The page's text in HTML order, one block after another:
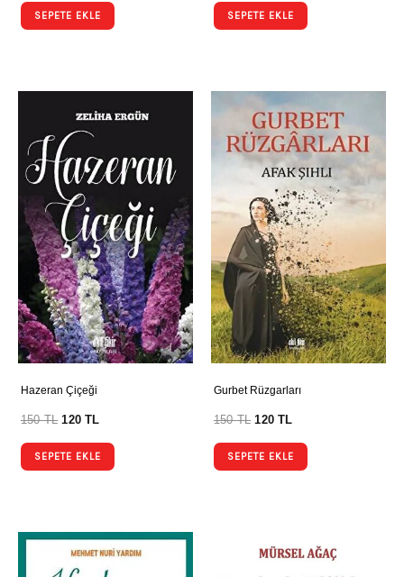
SEPETE EKLE SEPETE EKLE
Hazeran Çiçeği
150TL 120TL
SEPETE EKLE
Gurbet Rüzgarları
150TL 120TL
SEPETE EKLE